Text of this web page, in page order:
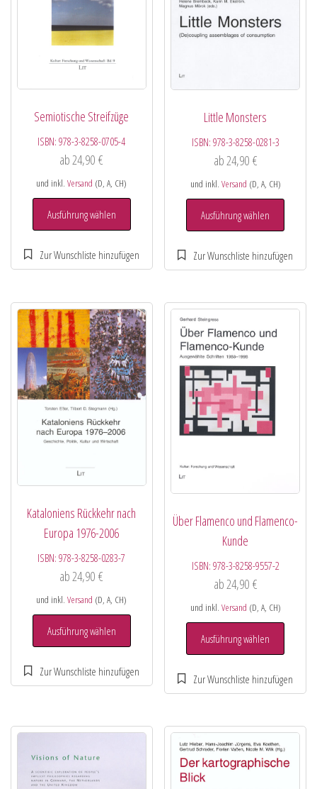
Semiotische Streifzüge
ISBN:978-3-8258-0705-4
ab 24,90€
und inkl.Versand (D, A, CH)
Ausführung wählen
Little Monsters
ISBN: 978-3-8258-0281-3
ab24,90 €
und inkl. Versand (D, A, CH)
Ausführung wählen
Kataloniens Rückkehr nach
Europa 1976-2006
ISBN:978-3-8258-0283-7
ab 24,90€
und inkl.Versand (D, A, CH)
Ausführung wählen
Über Flamenco und Flamenco-
Kunde
ISBN: 978-3-8258-9557-2
ab 24,90 €
und inkl. Versand (D, A, CH)
Ausführung wählen